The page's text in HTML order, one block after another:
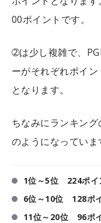
00ポイントです。
➁は少し複雑で、
ーがそれぞれポイ
となります。
ちなみにランキン
のようになっていま
1位～5位 224ポイ
6位～10位 128ポ
11位～20位 96ポ